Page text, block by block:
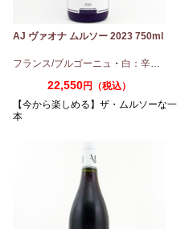
AJ ヴァオナ ムルソー 2023 750ml
フランス/ブルゴーニュ ・ 白：辛口
22,550円（税込）
【今から楽しめる】ザ・ムルソーな一
本